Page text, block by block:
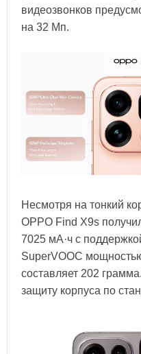
видеозвонков
на 32 Мп.
Несмотря на тонкий
OPPO Find X9s
7025 мА·ч с
SuperVOOC
составляет 202
защиту корпуса по